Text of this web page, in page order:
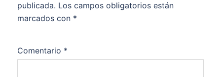
publicada. Los campos obligatorios están
marcados con *
Comentario *